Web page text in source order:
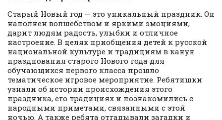
Старый Новый год — это уникальный праздник. Он
наполнен волшебством и яркими эмоциями,
дарит людям радость, улыбки и отличное
настроение. В целях приобщения детей к русской
национальной культуре и традициям в канун
празднования старого Нового года для
обучающихся первого класса прошло
тематическое игровое мероприятие. Ребятишки
узнали об истории происхождения этого
праздника, его традициях и познакомились с
народными приметами, связанными с этой
ночью. А также ребята отгадывали загадки и